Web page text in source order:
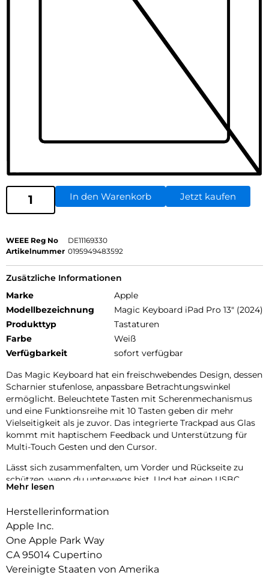
In den Warenkorb Jetzt kaufen
WEEE Reg No
DE11169330
Artikelnummer 0195949483592
Zusätzliche Informationen
Marke
Apple
Modellbezeichnung
Magic Keyboard iPad Pro 13" (2024)
Produkttyp
Tastaturen
Farbe
Weiß
Verfügbarkeit
sofort verfügbar
Das Magic Keyboard hat ein freischwebendes Design, dessen
Scharnier stufenlose, anpassbare Betrachtungswinkel
ermöglicht. Beleuchtete Tasten mit Scherenmechanismus
und eine Funktionsreihe mit 10 Tasten geben dir mehr
Vielseitigkeit als je zuvor. Das integrierte Trackpad aus Glas
kommt mit haptischem Feedback und Unterstützung für
Multi-Touch Gesten und den Cursor.
Lässt sich zusammenfalten, um Vorder und Rückseite zu
schützen, wenn du unterwegs bist. Und hat einen USBC
Anschluss zum PassThrough Laden. Erhältlich in Schwarz
Mehr lesen
Herstellerinformation
Apple Inc.
One Apple Park Way
CA 95014 Cupertino
Vereinigte Staaten von Amerika